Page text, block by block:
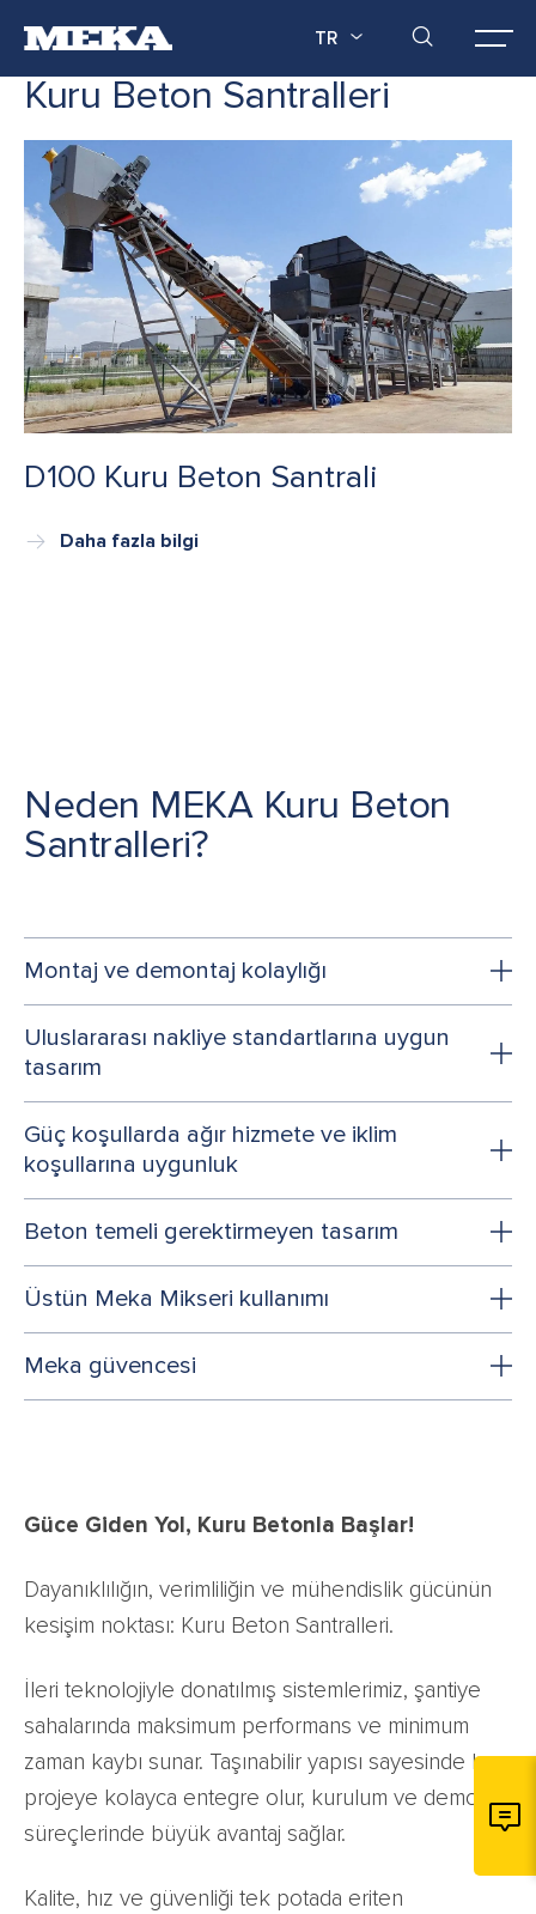
TR
Kuru Beton Santralleri
D100 Kuru Beton Santrali
Daha fazla bilgi
Neden MEKA Kuru Beton
Santralleri?
Montaj ve demontaj kolaylığı
Uluslararası nakliye standartlarına uygun
tasarım
Güç koşullarda ağır hizmete ve iklim
koşullarına uygunluk
Beton temeli gerektirmeyen tasarım
Üstün Meka Mikseri kullanımı
Meka güvencesi
Güce Giden Yol, Kuru Betonla Başlar!
Dayanıklılığın, verimliliğin ve mühendislik gücünün
kesişim noktası: Kuru Beton Santralleri.
İleri teknolojiyle donatılmış sistemlerimiz, şantiye
sahalarında maksimum performans ve minimum
zaman kaybı sunar. Taşınabilir yapısı sayesinde her
projeye kolayca entegre olur, kurulum ve demontaj
süreçlerinde büyük avantaj sağlar.
Kalite, hız ve güvenliği tek potada eriten